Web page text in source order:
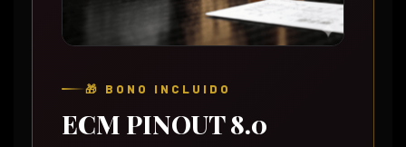
🎁 BONO INCLUIDO
ECM PINOUT 8.0